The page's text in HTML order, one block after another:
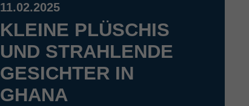
11.02.2025
KLEINE PLÜSCHIS
UND STRAHLENDE
GESICHTER IN
GHANA